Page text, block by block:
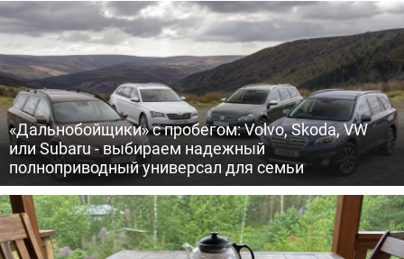
«Дальнобойщики» с пробегом: Volvo, Skoda, VW
или Subaru - выбираем надежный
полноприводный универсал для семьи